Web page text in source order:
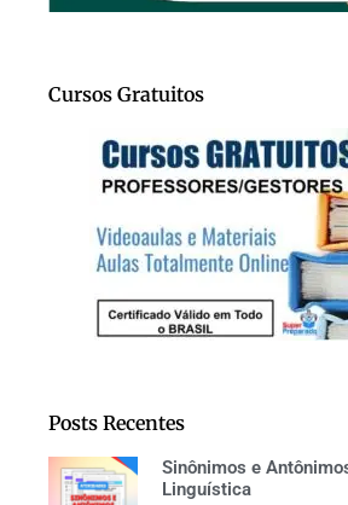
Cursos Gratuitos
Posts Recentes
Sinônimos e
Linguística